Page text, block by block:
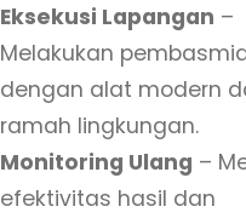
Eksekusi Lapangan –
Melakukan
dengan alat modern
ramah lingkungan.
Monitoring Ulang –
efektivitas hasil dan